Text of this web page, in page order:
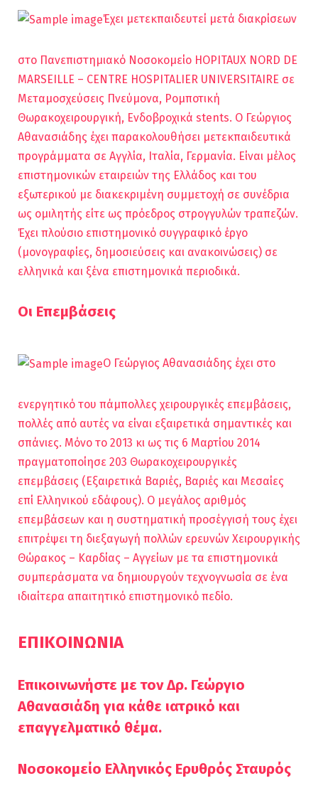
Έχει μετεκπαιδευτεί μετά διακρίσεων
στο Πανεπιστημιακό Νοσοκομείο HOPITAUX NORD DE
MARSEILLE – CENTRE HOSPITALIER UNIVERSITAIRE σε
Μεταμοσχεύσεις Πνεύμονα, Ρομποτική
Θωρακοχειρουργική, Ενδοβροχικά stents. Ο Γεώργιος
Αθανασιάδης έχει παρακολουθήσει μετεκπαιδευτικά
προγράμματα σε Αγγλία, Ιταλία, Γερμανία. Είναι μέλος
επιστημονικών εταιρειών της Ελλάδος και του
εξωτερικού με διακεκριμένη συμμετοχή σε συνέδρια
ως ομιλητής είτε ως πρόεδρος στρογγυλών τραπεζών.
Έχει πλούσιο επιστημονικό συγγραφικό έργο
(μονογραφίες, δημοσιεύσεις και ανακοινώσεις) σε
ελληνικά και ξένα επιστημονικά περιοδικά.
Οι Επεμβάσεις
Ο Γεώργιος Αθανασιάδης έχει στο
ενεργητικό του πάμπολλες χειρουργικές επεμβάσεις,
πολλές από αυτές να είναι εξαιρετικά σημαντικές και
σπάνιες. Μόνο το 2013 κι ως τις 6 Μαρτίου 2014
πραγματοποίησε 203 Θωρακοχειρουργικές
επεμβάσεις (Εξαιρετικά Βαριές, Βαριές και Μεσαίες
επί Ελληνικού εδάφους). Ο μεγάλος αριθμός
επεμβάσεων και η συστηματική προσέγγισή τους έχει
επιτρέψει τη διεξαγωγή πολλών ερευνών Χειρουργικής
Θώρακος – Καρδίας – Αγγείων με τα επιστημονικά
συμπεράσματα να δημιουργούν τεχνογνωσία σε ένα
ιδιαίτερα απαιτητικό επιστημονικό πεδίο.
ΕΠΙΚΟΙΝΩΝΙΑ
Επικοινωνήστε με τον Δρ. Γεώργιο
Αθανασιάδη για κάθε ιατρικό και
επαγγελματικό θέμα.
Νοσοκομείο Ελληνικός Ερυθρός Σταυρός